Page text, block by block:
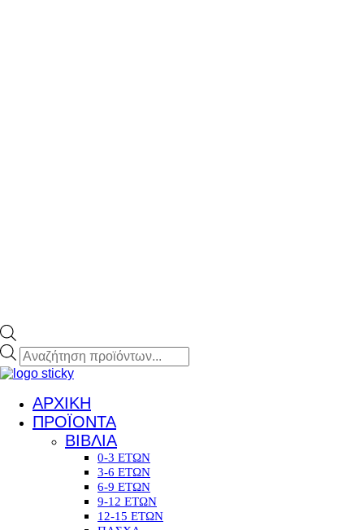
Products
search
ΑΡΧΙΚΗ
ΠΡΟΪΟΝΤΑ
ΒΙΒΛΙΑ
0-3 ΕΤΩΝ
3-6 ΕΤΩΝ
6-9 ΕΤΩΝ
9-12 ΕΤΩΝ
12-15 ΕΤΩΝ